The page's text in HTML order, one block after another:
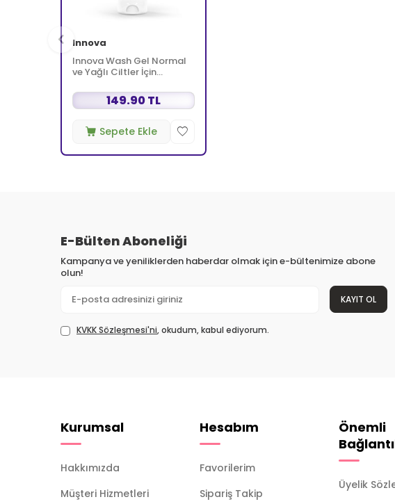
Innova
Innova Wash Gel Normal
ve Yağlı Ciltler İçin
150 ml 149.90 TL
Sepete Ekle
E-Bülten Aboneliği
Kampanya ve yeniliklerden haberdar olmak için e-bültenimize abone
olun!
KAYIT OL
KVKK Sözleşmesi'ni, okudum, kabul ediyorum.
Kurumsal
Hakkımızda
Müşteri Hizmetleri
Hesabım
Favorilerim
Sipariş Takip
Önemli
Üyelik